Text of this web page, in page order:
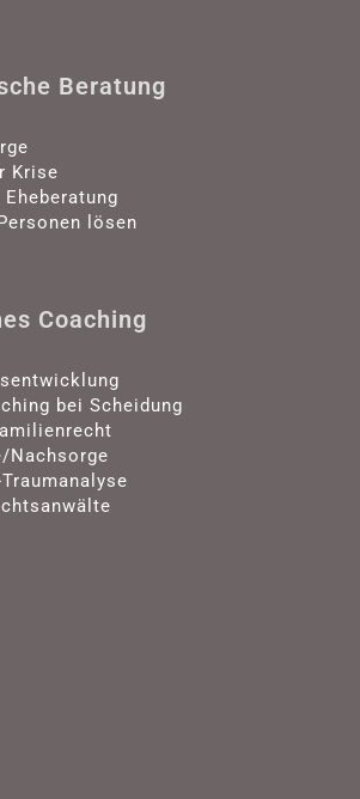
Beratung
Krise
lösen
Coaching
bei Scheidung
Nachsorge